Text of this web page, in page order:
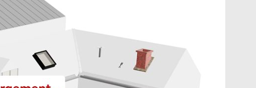
Sortie en traversée de toiture
Point d'ancrage
Gouttière
Rive saillante